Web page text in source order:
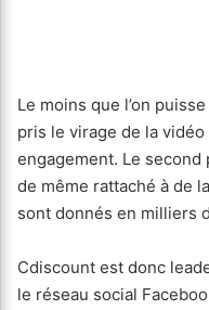
Le moins que l’on
pris le virage de la
engagement. Le
de même rattaché à de
sont donnés en milliers
Cdiscount est donc
le réseau social